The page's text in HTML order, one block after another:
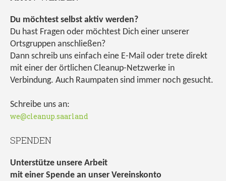
Du möchtest selbst aktiv werden?
Du hast Fragen oder möchtest Dich einer unserer
Ortsgruppen anschließen?
Dann schreib uns einfach eine E-Mail oder trete direkt
mit einer der örtlichen Cleanup-Netzwerke in
Verbindung. Auch Raumpaten sind immer noch gesucht.
Schreibe uns an:
we@cleanup.saarland
SPENDEN
Unterstütze unsere Arbeit
mit einer Spende an unser Vereinskonto